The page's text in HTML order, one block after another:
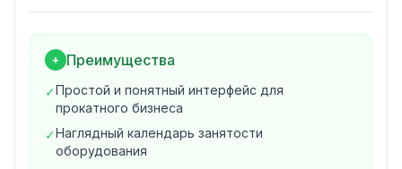
описаниями
Статусы каждой единицы в реальном времени
Категории и группировка оборудования
Учёт комплектации и принадлежностей
Контроль технического состояния
2. Бронирование и аренда
+ Преимущества
✓Простой и понятный интерфейс для
прокатного бизнеса
✓Наглядный календарь занятости
оборудования